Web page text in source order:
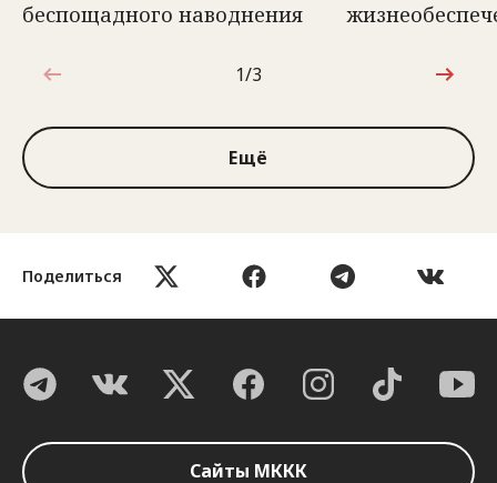
Поделиться
беспощадного наводнения
1 из 3
1/3
Ещё
Сайты МККК